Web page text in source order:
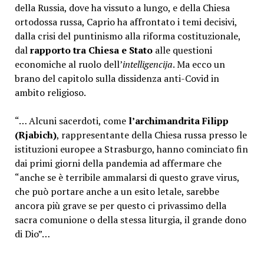
della Russia, dove ha vissuto a lungo, e della Chiesa
ortodossa russa, Caprio ha affrontato i temi decisivi,
dalla crisi del puntinismo alla riforma costituzionale,
dalrapporto tra Chiesa e Statoalle questioni
economiche al ruolo dell’intelligencija. Ma ecco un
brano del capitolo sulla dissidenza anti-Covid in
ambito religioso.
“… Alcuni sacerdoti, come l’archimandrita Filipp
(Rjabich), rappresentante della Chiesa russa presso le
istituzioni europee a Strasburgo, hanno cominciato fin
dai primi giorni della pandemia ad affermare che
“anche se è terribile ammalarsi di questo grave virus,
che può portare anche a un esito letale, sarebbe
ancora più grave se per questo ci privassimo della
sacra comunione o della stessa liturgia, il grande dono
di Dio”…